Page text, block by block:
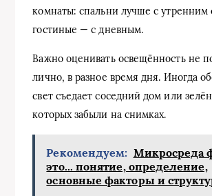
комнаты: спальни лучше с утренним
гостиные — с дневным.
Важно оценивать освещённость не
лично, в разное время дня. Иногда
свет съедает соседний дом или
которых забыли на снимках.
Рекомендуем: Микросреда
это... понятие, определение,
основные факторы и